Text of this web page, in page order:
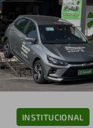
INSTITUCIONAL